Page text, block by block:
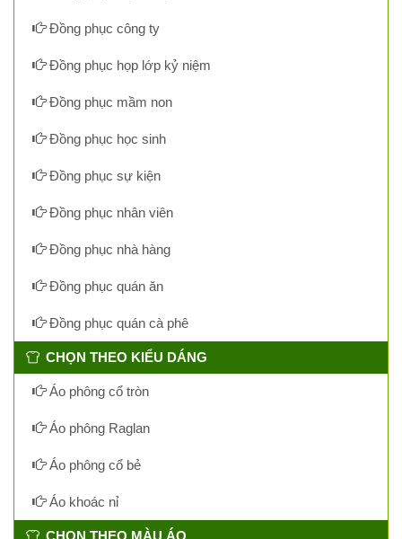
Đồng phục công ty
Đồng phục họp lớp kỷ niệm
Đồng phục mầm non
Đồng phục học sinh
Đồng phục sự kiện
Đồng phục nhân viên
Đồng phục nhà hàng
Đồng phục quán ăn
Đồng phục quán cà phê
CHỌN THEO KIỂU DÁNG
Áo phông cổ tròn
Áo phông Raglan
Áo phông cổ bẻ
Áo khoác nỉ
CHỌN THEO MÀU ÁO